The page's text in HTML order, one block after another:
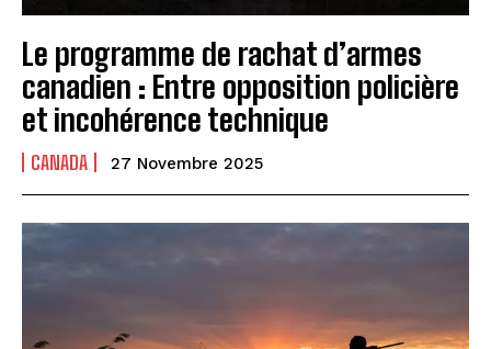
Le programme de rachat d’armes
canadien : Entre opposition policière
et incohérence technique
CANADA 27 Novembre 2025